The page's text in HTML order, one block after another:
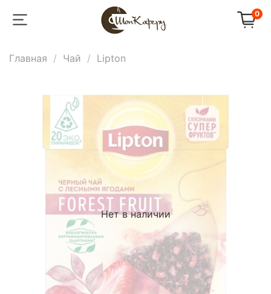
0
Главная Чай Lipton
Нет в наличии